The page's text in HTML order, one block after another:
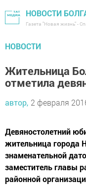
НОВОСТИ
Газета "Новая жизнь" -
НОВОСТИ
Жительница
отметила
автор, 2 февраля
Девяностолетний
жительница города
знаменательной
заместитель главы
районной